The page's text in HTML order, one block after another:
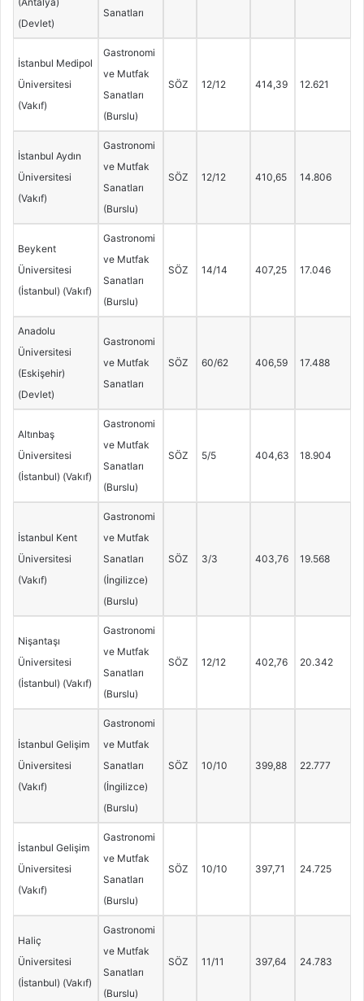
(Devlet)
Sanatları
İstanbul Medipol
Üniversitesi
(Vakıf)
Gastronomi
ve Mutfak
Sanatları
(Burslu)
SÖZ 12/12 414,39 12.621
İstanbul Aydın
Üniversitesi
(Vakıf)
Gastronomi
ve Mutfak
Sanatları
(Burslu)
SÖZ 12/12 410,65 14.806
Beykent
Üniversitesi
(İstanbul) (Vakıf)
Gastronomi
ve Mutfak
Sanatları
(Burslu)
SÖZ 14/14 407,25 17.046
Anadolu
Üniversitesi
(Eskişehir)
(Devlet)
Gastronomi
ve Mutfak
Sanatları
SÖZ 60/62 406,59 17.488
Altınbaş
Üniversitesi
(İstanbul) (Vakıf)
Gastronomi
ve Mutfak
Sanatları
(Burslu)
SÖZ 5/5 404,63 18.904
İstanbul Kent
Üniversitesi
(Vakıf)
Gastronomi
ve Mutfak
Sanatları
(İngilizce)
(Burslu)
SÖZ 3/3 403,76 19.568
Nişantaşı
Üniversitesi
(İstanbul) (Vakıf)
Gastronomi
ve Mutfak
Sanatları
(Burslu)
SÖZ 12/12 402,76 20.342
İstanbul Gelişim
Üniversitesi
(Vakıf)
Gastronomi
ve Mutfak
Sanatları
(İngilizce)
(Burslu)
SÖZ 10/10 399,88 22.777
İstanbul Gelişim
Üniversitesi
(Vakıf)
Gastronomi
ve Mutfak
Sanatları
(Burslu)
SÖZ 10/10 397,71 24.725
Haliç
Üniversitesi
(İstanbul) (Vakıf)
Gastronomi
ve Mutfak
Sanatları
(Burslu)
SÖZ 11/11 397,64 24.783